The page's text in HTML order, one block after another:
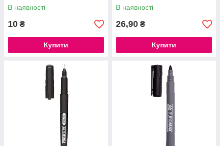
В наявності
10 ₴
Купити
В наявності
26,90 ₴
Купити